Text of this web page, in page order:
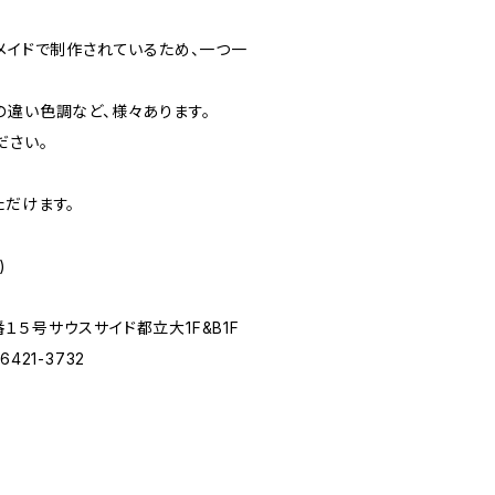
イドで制作されているため、一つ一
い色調など、様々あります。
い。
けます。
５号サウスサイド都立大1F&B1F
3732